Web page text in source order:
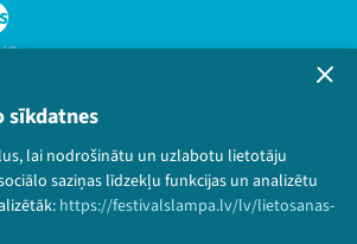
sīkdatnes
lai nodrošinātu un uzlabotu lietotāju
saziņas līdzekļu funkcijas un analizētu
https://festivalslampa.lv/lv/lietosanas-
politika
LAMPA Visas tiesības